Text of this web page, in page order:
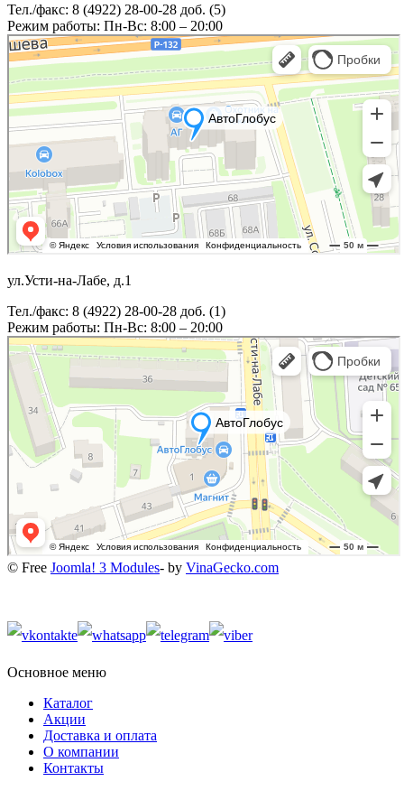
Тел./факс: 8 (4922) 28-00-28 доб. (5)
Режим работы: Пн-Вс: 8:00 – 20:00
ул.Усти-на-Лабе, д.1
Тел./факс: 8 (4922) 28-00-28 доб. (1)
Режим работы: Пн-Вс: 8:00 – 20:00
© Free Joomla! 3 Modules- by VinaGecko.com
Основное меню
Каталог
Акции
Доставка и оплата
О компании
Контакты